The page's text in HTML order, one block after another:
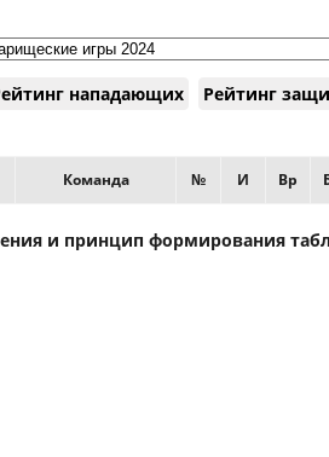
нападающих Рейтинг
Команда № И Вр
и принцип формирования